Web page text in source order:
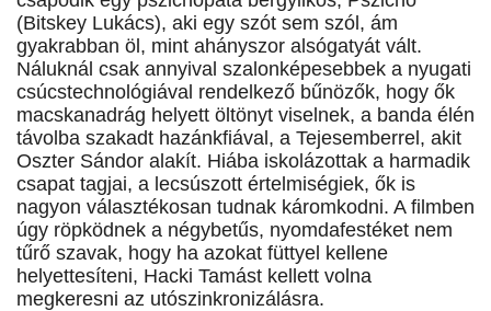
(Bitskey Lukács), aki egy szót sem szól, ám
gyakrabban öl, mint ahányszor alsógatyát vált.
Náluknál csak annyival szalonképesebbek a nyugati
csúcstechnológiával rendelkező bűnözők, hogy ők
macskanadrág helyett öltönyt viselnek, a banda élén
távolba szakadt hazánkfiával, a Tejesemberrel, akit
Oszter Sándor alakít. Hiába iskolázottak a harmadik
csapat tagjai, a lecsúszott értelmiségiek, ők is
nagyon választékosan tudnak káromkodni. A filmben
úgy röpködnek a négybetűs, nyomdafestéket nem
tűrő szavak, hogy ha azokat füttyel kellene
helyettesíteni, Hacki Tamást kellett volna
megkeresni az utószinkronizálásra.